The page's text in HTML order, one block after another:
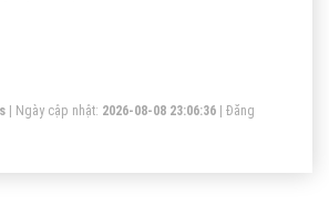
| Ngày cập nhật: 2026-08-08 23:06:36
Đăng